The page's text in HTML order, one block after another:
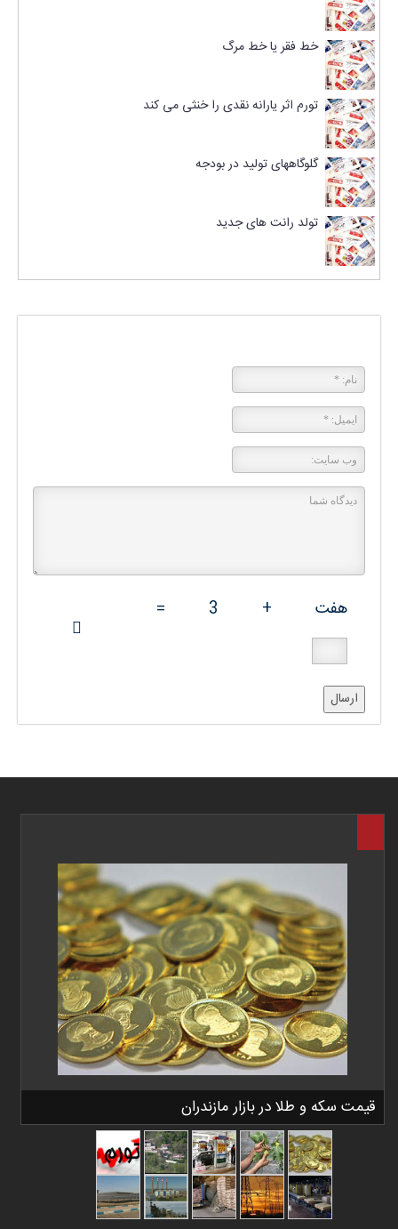
خط فقر یا خط مرگ
تورم اثر یارانه نقدی را خنثی می کند
گلوگاههای تولید در بودجه
تولد رانت های جدید
هفت +
3
=
ارسال
قیمت سکه و طلا در بازار مازندران